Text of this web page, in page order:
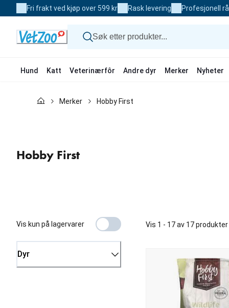
to
Fri frakt ved kjøp over 599 kr Rask levering Profesjonell
Hund Katt Veterinærfôr Andre dyr Merker Nyheter
Kampanje
Merker Hobby First
Hobby First
Vis kun på lagervarer
Dyr
Vis 1 - 17 av 17 produkter